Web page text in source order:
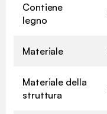
Contiene
legno
Materiale
Materiale della
struttura